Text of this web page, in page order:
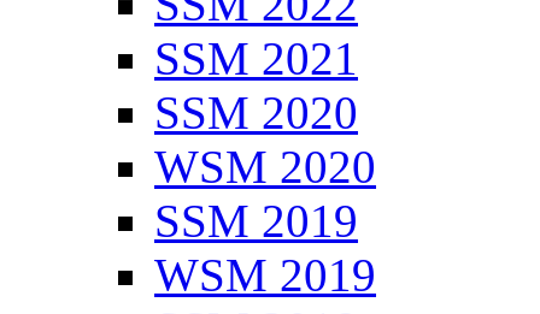
SSM 2021
SSM 2020
WSM 2020
SSM 2019
WSM 2019